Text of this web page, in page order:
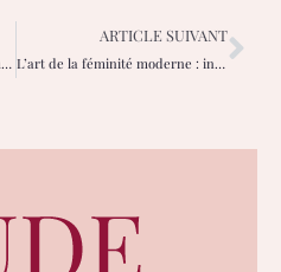
Comment choisir son vernis semi-permanent idéal ?
ARTICLE SUIVANT
L’art de la féminité moderne : inspiration et bien-être au quotidien